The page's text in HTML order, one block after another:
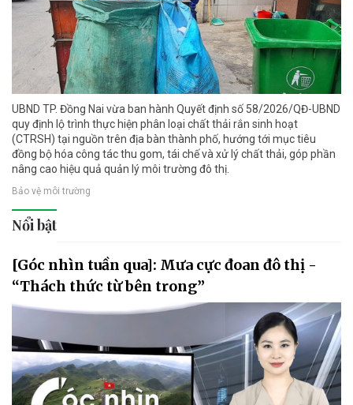
UBND TP. Đồng Nai vừa ban hành Quyết định số 58/2026/QĐ-UBND
quy định lộ trình thực hiện phân loại chất thải rắn sinh hoạt
(CTRSH) tại nguồn trên địa bàn thành phố, hướng tới mục tiêu
đồng bộ hóa công tác thu gom, tái chế và xử lý chất thải, góp phần
nâng cao hiệu quả quản lý môi trường đô thị.
Bảo vệ môi trường
Nổi bật
[Góc nhìn tuần qua]: Mưa cực đoan đô thị -
“Thách thức từ bên trong”